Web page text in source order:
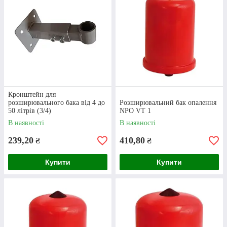
Бак розширювальний плоский КР ¾
(8 л)
Розширювальний бак для систем
опалення циліндричної форми. Корпус
виготовлений з міцної сталі, а мембрана
із бутилової гуми. Об'єм - 12 л.
Кронштейн для
розширювального бака від 4 до
50 літрів (3/4)
В наявності
239,20 ₴
Купити
Розширювальний бак опалення
NPO VT 1
В наявності
410,80 ₴
Купити